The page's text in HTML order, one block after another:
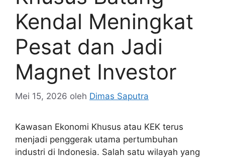
Kendal Meningkat
Pesat dan Jadi
Magnet Investor
Mei 15, 2026 oleh Dimas Saputra
Kawasan Ekonomi Khusus atau KEK terus
menjadi penggerak utama pertumbuhan
industri di Indonesia. Salah satu wilayah yang